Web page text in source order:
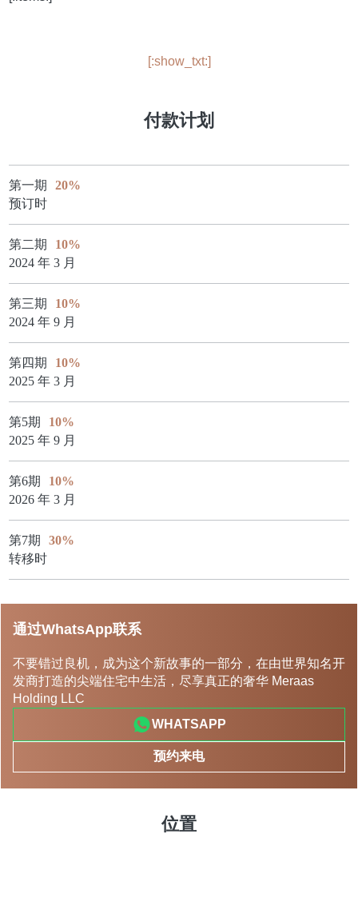
[:show_txt:]
付款计划
第一期
20%
预订时
第二期
10%
2024 年 3 月
第三期
10%
2024 年 9 月
第四期
10%
2025 年 3 月
第5期
10%
2025 年 9 月
第6期
10%
2026 年 3 月
第7期
30%
转移时
通过WhatsApp联系
不要错过良机，成为这个新故事的一部分，在由世界知名开
发商打造的尖端住宅中生活，尽享真正的奢华 Meraas
Holding LLC
WHATSAPP
预约来电
位置